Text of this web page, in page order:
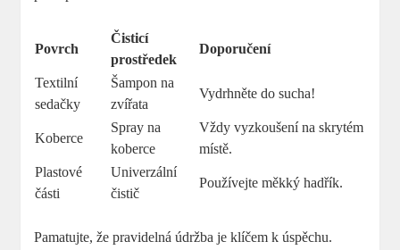
Povrch
Čisticí
prostředek
Doporučení
Textilní
sedačky
Šampon na
zvířata
Vydrhněte do sucha!
Koberce
Spray na
koberce
Vždy vyzkoušení na skrytém
místě.
Plastové
části
Univerzální
čistič
Používejte měkký hadřík.
Pamatujte, že pravidelná údržba je klíčem k úspěchu.